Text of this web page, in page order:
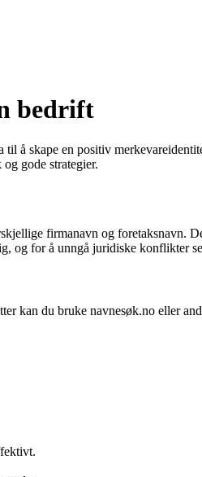
bedrift
skape en positiv
gode strategier.
firmanavn og foretaksnavn.
og for å unngå juridiske konflikter
kan du bruke navnesøk.no eller